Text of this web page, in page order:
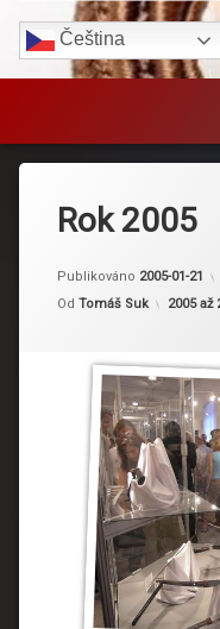
Čeština‎
Rok 2005
Publikováno 2005-01-21
Od Tomáš Suk 2005 až